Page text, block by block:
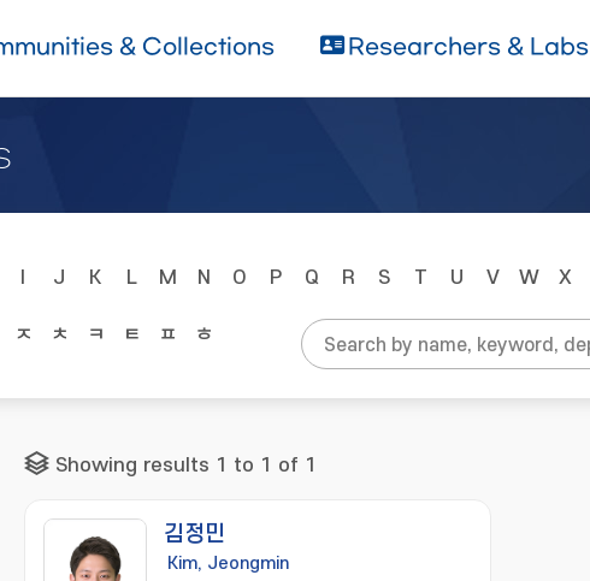
& Collections Researchers & Labs
J K L M N O P Q R S T U V W X
ㅈ ㅊ ㅋ ㅌ ㅍ ㅎ
Showing results 1 to 1 of 1
김정민
Kim, Jeongmin